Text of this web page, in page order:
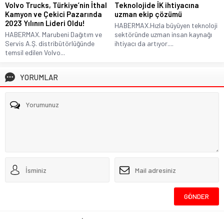
Volvo Trucks, Türkiye’nin İthal
Kamyon ve Çekici Pazarında
2023 Yılının Lideri Oldu!
HABERMAX. Marubeni Dağıtım ve
Servis A.Ş. distribütörlüğünde
temsil edilen Volvo...
Teknolojide İK ihtiyacına
uzman ekip çözümü
HABERMAX.Hızla büyüyen teknoloji
sektöründe uzman insan kaynağı
ihtiyacı da artıyor....
YORUMLAR